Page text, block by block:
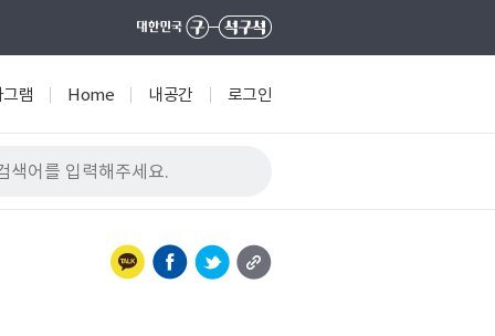
램 Home 내공간 로그인